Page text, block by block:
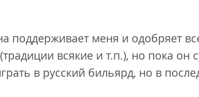
меня и одобряет
всякие и т.п.), но пока
в русский бильярд, но в